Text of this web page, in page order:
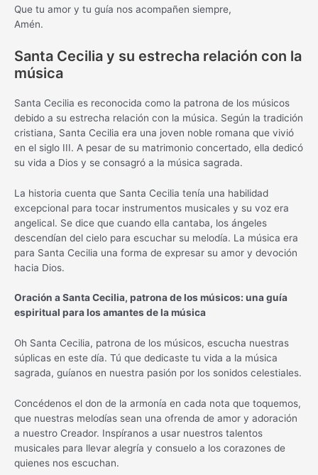
Que tu amor y tu guía nos acompañen siempre,
Amén.
Santa Cecilia y su estrecha relación con la
música
Santa Cecilia es reconocida como la patrona de los músicos
debido a su estrecha relación con la música. Según la tradición
cristiana, Santa Cecilia era una joven noble romana que vivió
en el siglo III. A pesar de su matrimonio concertado, ella dedicó
su vida a Dios y se consagró a la música sagrada.
La historia cuenta que Santa Cecilia tenía una habilidad
excepcional para tocar instrumentos musicales y su voz era
angelical. Se dice que cuando ella cantaba, los ángeles
descendían del cielo para escuchar su melodía. La música era
para Santa Cecilia una forma de expresar su amor y devoción
hacia Dios.
Oración a Santa Cecilia, patrona de los músicos: una guía
espiritual para los amantes de la música
Oh Santa Cecilia, patrona de los músicos, escucha nuestras
súplicas en este día. Tú que dedicaste tu vida a la música
sagrada, guíanos en nuestra pasión por los sonidos celestiales.
Concédenos el don de la armonía en cada nota que toquemos,
que nuestras melodías sean una ofrenda de amor y adoración
a nuestro Creador. Inspíranos a usar nuestros talentos
musicales para llevar alegría y consuelo a los corazones de
quienes nos escuchan.